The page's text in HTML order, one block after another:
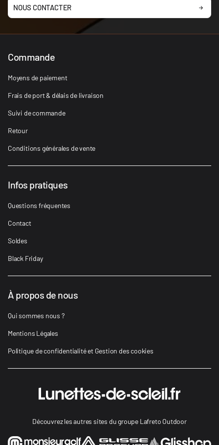
NOUS CONTACTER
Commande
Moyens de paiement
Frais de port & délais de livraison
Suivi de commande
Retour
Conditions générales de vente
Infos pratiques
Questions fréquentes
Contact
Soldes
Black Friday
À propos de nous
Qui sommes nous ?
Mentions Légales
Politique de confidentialité et Gestion des cookies
Découvrez les autres sites du groupe Lafreto Outdoor